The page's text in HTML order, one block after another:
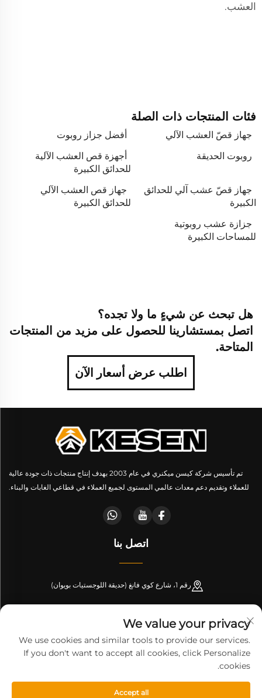
العشب.
فئات المنتجات ذات الصلة
جهاز قصّ العشب الآلي
أفضل جزاز روبوت
روبوت الحديقة
أجهزة قص العشب الآلية
للحدائق الكبيرة
جهاز قصّ عشب آلي للحدائق
الكبيرة
جهاز قص العشب الآلي
للحدائق الكبيرة
جزازة عشب روبوتية
للمساحات الكبيرة
هل تبحث عن شيءٍ ما ولا تجده؟
اتصل بمستشارينا للحصول على مزيد من المنتجات
المتاحة.
اطلب عرض أسعار الآن
تم تأسيس شركة كيسن ميكنري في عام 2003 بهدف إنتاج منتجات ذات جودة عالية
للعملاء وتقديم دعم معدات عالمي المستوى لجميع العملاء في قطاعي الغابات والبناء.
اتصل بنا
رقم 1، شارع كوي فانغ (حديقة اللوجستيات بويوان)
[email protected]
We value your privacy
We use cookies and similar tools to provide our services.
If you don't want to accept all cookies, click Personalize
cookies.
Accept all